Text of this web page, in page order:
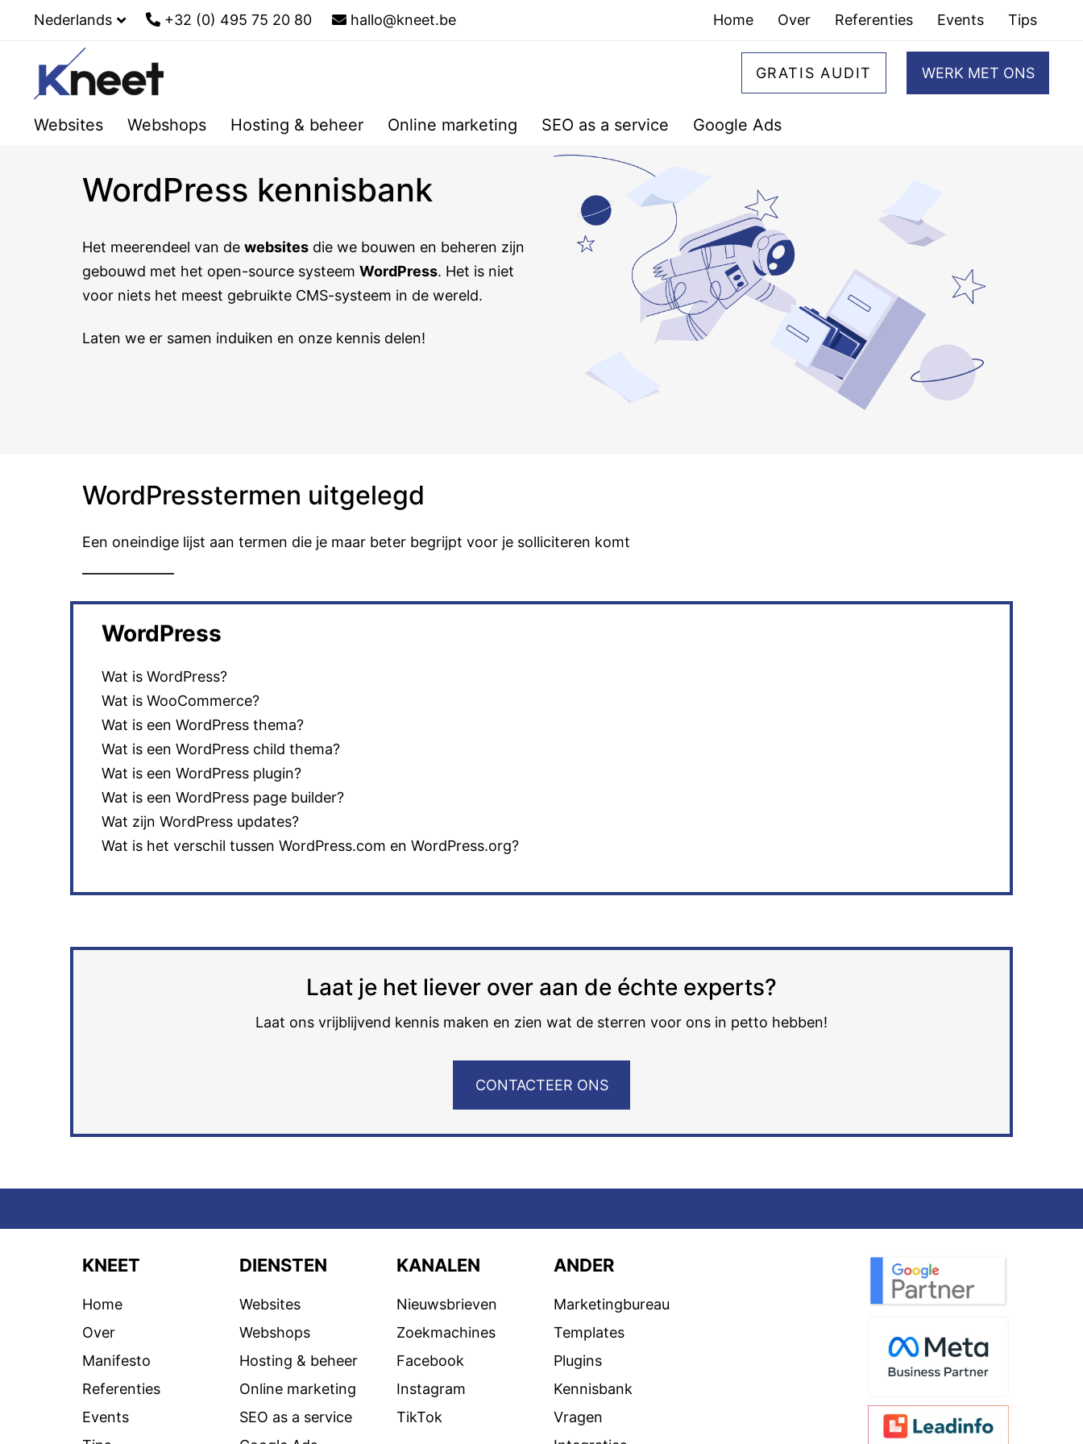
Nederlands +32 (0) 495 75 20 80 hallo@kneet.be Home Over Referenties Events Tips
GRATIS AUDIT WERK MET ONS
Websites Webshops Hosting & beheer Online marketing SEO as a service Google Ads
WordPress kennisbank
Het meerendeel van de websites die we bouwen en beheren zijn
gebouwd met het open-source systeem WordPress. Het is niet
voor niets het meest gebruikte CMS-systeem in de wereld.
Laten we er samen induiken en onze kennis delen!
WordPresstermen uitgelegd
Een oneindige lijst aan termen die je maar beter begrijpt voor je solliciteren komt
WordPress
Wat is WordPress?
Wat is WooCommerce?
Wat is een WordPress thema?
Wat is een WordPress child thema?
Wat is een WordPress plugin?
Wat is een WordPress page builder?
Wat zijn WordPress updates?
Wat is het verschil tussen WordPress.com en WordPress.org?
Laat je het liever over aan de échte experts?
Laat ons vrijblijvend kennis maken en zien wat de sterren voor ons in petto hebben!
CONTACTEER ONS
KNEET
Home
Over
Manifesto
Referenties
Events
DIENSTEN
Websites
Webshops
Hosting & beheer
Online marketing
SEO as a service
KANALEN
Nieuwsbrieven
Zoekmachines
Facebook
Instagram
TikTok
ANDER
Marketingbureau
Templates
Plugins
Kennisbank
Vragen